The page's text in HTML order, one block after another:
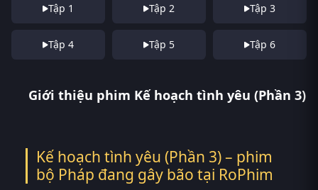
Tập 1 Tập 2 Tập 3
Tập 4 Tập 5 Tập 6
Giới thiệu phim Kế hoạch tình yêu (Phần 3)
Kế hoạch tình yêu (Phần 3) – phim
bộ Pháp đang gây bão tại RoPhim